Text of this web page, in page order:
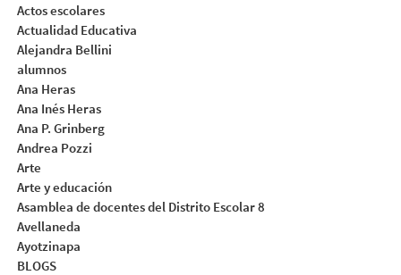
Actos escolares
Actualidad Educativa
Alejandra Bellini
alumnos
Ana Heras
Ana Inés Heras
Ana P. Grinberg
Andrea Pozzi
Arte
Arte y educación
Asamblea de docentes del Distrito Escolar 8
Avellaneda
Ayotzinapa
BLOGS